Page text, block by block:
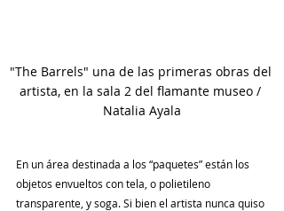
"The Barrels" una de las primeras obras del
artista, en la sala 2 del flamante museo /
Natalia Ayala
En un área destinada a los “paquetes” están los
objetos envueltos con tela, o polietileno
transparente, y soga. Si bien el artista nunca quiso